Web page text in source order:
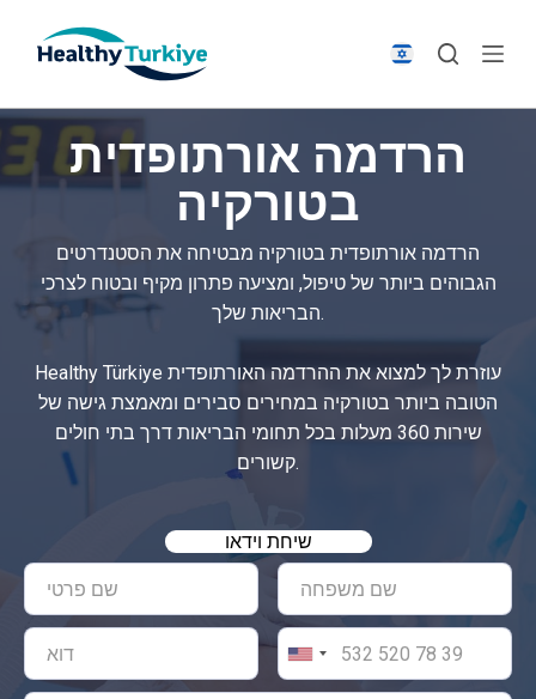
p
t
o
הרדמה אורתופדית
בטורקיה
הרדמה אורתופדית בטורקיה מבטיחה את הסטנדרטים
הגבוהים ביותר של טיפול, ומציעה פתרון מקיף ובטוח לצרכי
הבריאות שלך.
Healthy Türkiye עוזרת לך למצוא את ההרדמה האורתופדית
הטובה ביותר בטורקיה במחירים סבירים ומאמצת גישה של
שירות 360 מעלות בכל תחומי הבריאות דרך בתי חולים
קשורים.
שיחת וידאו